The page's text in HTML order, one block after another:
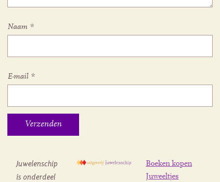
Naam *
E-mail *
Juwelenschip
is onderdeel
Boeken kopen
Juweeltjes